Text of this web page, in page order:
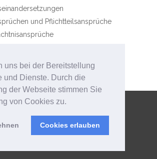
uns bei der Bereitstellung
und Dienste. Durch die
der Webseite stimmen Sie
von Cookies zu.
Cookies erlauben
und Pflichtteilsansprüche
Erbrecht
DATENSCHUTZ